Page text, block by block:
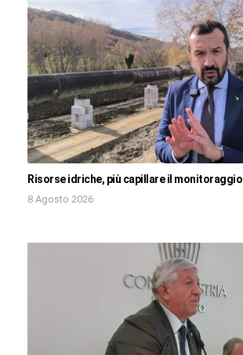
Risorse idriche, più capillare il monitoraggio
8 Agosto 2026